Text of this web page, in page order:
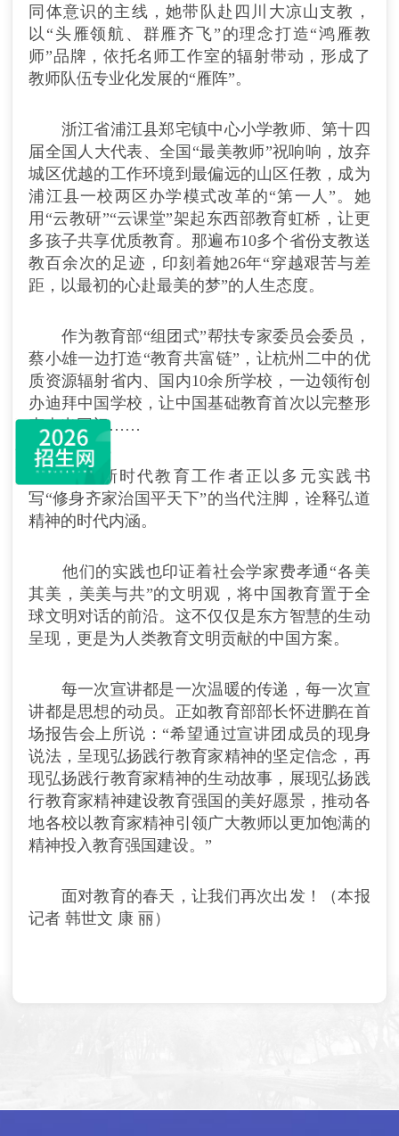
同体意识的主线，她带队赴四川大凉山支教，
以“头雁领航、群雁齐飞”的理念打造“鸿雁教
师”品牌，依托名师工作室的辐射带动，形成了
教师队伍专业化发展的“雁阵”。
浙江省浦江县郑宅镇中心小学教师、第十四
届全国人大代表、全国“最美教师”祝响响，放弃
城区优越的工作环境到最偏远的山区任教，成为
浦江县一校两区办学模式改革的“第一人”。她
用“云教研”“云课堂”架起东西部教育虹桥，让更
多孩子共享优质教育。那遍布10多个省份支教送
教百余次的足迹，印刻着她26年“穿越艰苦与差
距，以最初的心赴最美的梦”的人生态度。
作为教育部“组团式”帮扶专家委员会委员，
蔡小雄一边打造“教育共富链”，让杭州二中的优
质资源辐射省内、国内10余所学校，一边领衔创
办迪拜中国学校，让中国基础教育首次以完整形
态走出国门……
无数新时代教育工作者正以多元实践书
写“修身齐家治国平天下”的当代注脚，诠释弘道
精神的时代内涵。
他们的实践也印证着社会学家费孝通“各美
其美，美美与共”的文明观，将中国教育置于全
球文明对话的前沿。这不仅仅是东方智慧的生动
呈现，更是为人类教育文明贡献的中国方案。
每一次宣讲都是一次温暖的传递，每一次宣
讲都是思想的动员。正如教育部部长怀进鹏在首
场报告会上所说：“希望通过宣讲团成员的现身
说法，呈现弘扬践行教育家精神的坚定信念，再
现弘扬践行教育家精神的生动故事，展现弘扬践
行教育家精神建设教育强国的美好愿景，推动各
地各校以教育家精神引领广大教师以更加饱满的
精神投入教育强国建设。”
面对教育的春天，让我们再次出发！（本报
记者 韩世文 康 丽）